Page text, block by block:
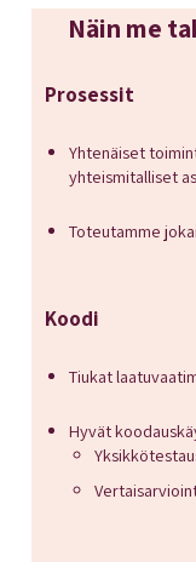
Näin me
Prosessit
Yhtenäiset
yhteismitalliset
Toteutamme
Koodi
Tiukat
Hyvät